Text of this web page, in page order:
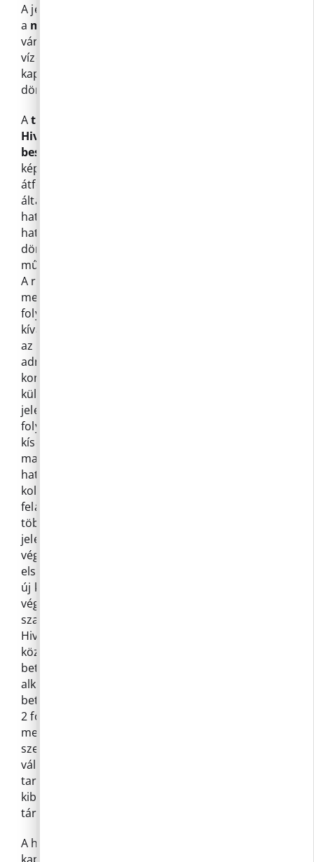
A jelenlévők elfogadták a 2026-os év első félévére
a munkatervet
várhatóan soronkívüli ülésen tárgyalják a Lazarét
vízelvezetésével és a forgalomszabályozással
kapcsolatos lakossági bevonás eredményét és
döntenek ezek mentén stratégiáról.
Atestület nem fogadta el a Polgármesteri
Hivatal 2025. évi tevékenységről szóló
beszámolót,
képviselők elé. A beszámoló célja az volt, hogy
átfogó képet nyújtson a Polgármesteri Hivatal
által végzett munkáról, a feladat- és
hatáskörökről, bemutassa a szervezetet ért
hatásokat, és alapjául szolgáljon mindazon
döntéseknek, melyek a hivatal jövőbeni
működésének biztosításához nélkülözhetetlenek.
A rendkívül alapos beszámolóból bárki
megismerheti, hogy milyen és mennyi munka
folyik a hivatalban. A 2025. év nagyon sok munkát
kívánt a Polgármesteri Hivataltól, túl azon, hogy
az információ biztonság, és a központi
adminisztrációs munkavégzések egyre
komolyabb terhet róttak az ügyintézőkre a
különféle szabályzatok – sokszor párhuzamos –
jelentések készítésével, illetve ezen munkák
folyamatos gondozásával, figyelemmel
kísérésével, az elektronikus ügyintézés egyre
magasabb szintű üzemeltetésével az érdemi
hatósági munkavégzésre alig maradt ideje a
kollégáknak. Egyre több új adminisztratív
feladatot kell végrehajtania a Hivatalnak, egyre
több új rendszer kerül bevezetésre. Évek óta
jelentős számú Európai Uniós pályázat
végrehajtásában és a végrehajtás
elszámolásában kell részt venni a hivatalnak, mely
új kihívást jelentett a hivatal dolgozóinak és a
végrehajtásban segítséget nyújtó külső
szakértőknek egyaránt. A képviselő-testület a
Hivatal SZMSZ-ben a Polgármesteri Hivatal
köztisztviselői létszámát 16 főben, (jelenleg a
betöltött létszám 14 fő), a megbízási szerződéssel
alkalmazható létszámát 6 főben (jelenleg a
betöltött létszám 3 fő megbízási szerződéssel és
2 fő munkavállaló) határozta meg. Ugyanitt
megállapította a Polgármesteri Hivatal belső
szervezeti struktúráját, amely a 2020 év óta nem
változott. A képviselők kérték, hogy a beszámoló
tartalmazza a fejlesztendő területeket is. Az így
kibővített dokumentumot februárban fogják
tárgyalni.
A hivatal jövő évi